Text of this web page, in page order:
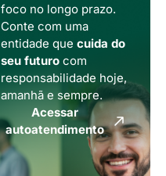
foco no longo prazo.
Conte com uma
entidade que cuida do
seu futurocom
responsabilidade hoje,
amanhã e sempre.
Acessar
autoatendimento